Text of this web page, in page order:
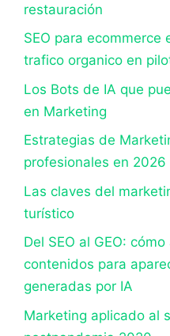
restauración
SEO para ecommerce
trafico organico en
Los Bots de IA que
en Marketing
Estrategias de
profesionales en 2026
Las claves del
turístico
Del SEO al GEO:
contenidos para
generadas por IA
Marketing aplicado al